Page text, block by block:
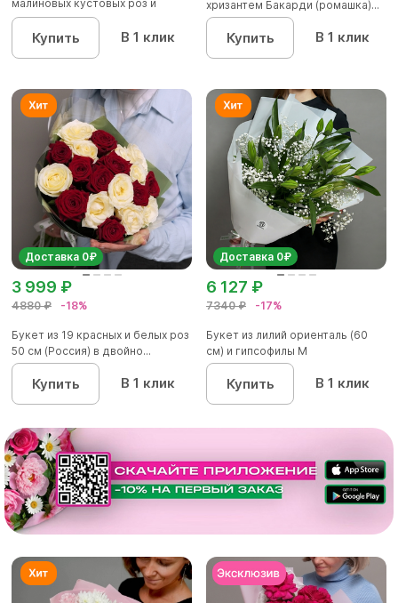
малиновых кустовых роз и
красных р...
Купить В 1 клик
хризантем Бакарди (ромашка)...
Купить В 1 клик
Доставка 0₽
4880 ₽ -18%
3 999 ₽
Букет из 19 красных и белых роз
50 см (Россия) в двойно...
Купить В 1 клик
Доставка 0₽
7340 ₽ -17%
6 127 ₽
Букет из лилий ориенталь (60
см) и гипсофилы М
Купить В 1 клик